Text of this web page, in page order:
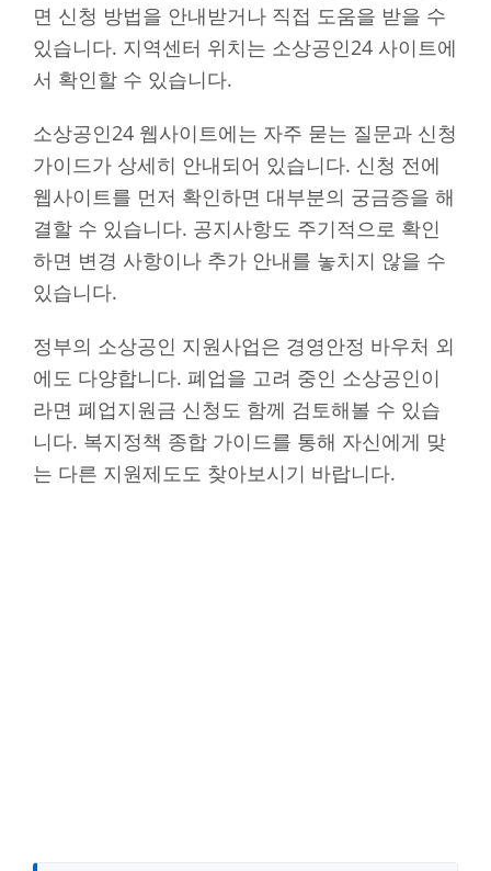
면 신청 방법을 안내받거나 직접 도움을 받을 수
있습니다. 지역센터 위치는 소상공인24 사이트에
서 확인할 수 있습니다.
소상공인24 웹사이트에는 자주 묻는 질문과 신청
가이드가 상세히 안내되어 있습니다. 신청 전에
웹사이트를 먼저 확인하면 대부분의 궁금증을 해
결할 수 있습니다. 공지사항도 주기적으로 확인
하면 변경 사항이나 추가 안내를 놓치지 않을 수
있습니다.
정부의 소상공인 지원사업은 경영안정 바우처 외
에도 다양합니다. 폐업을 고려 중인 소상공인이
라면 폐업지원금 신청도 함께 검토해볼 수 있습
니다. 복지정책 종합 가이드를 통해 자신에게 맞
는 다른 지원제도도 찾아보시기 바랍니다.